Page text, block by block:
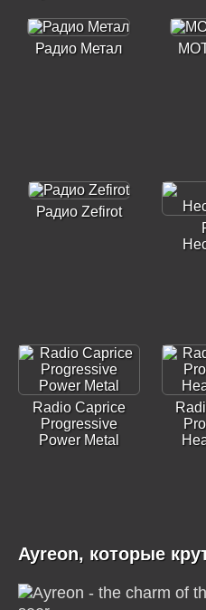
Радио Метал
Радио Zefirot
Radio Caprice
Progressive
Power Metal
Ayreon, которые